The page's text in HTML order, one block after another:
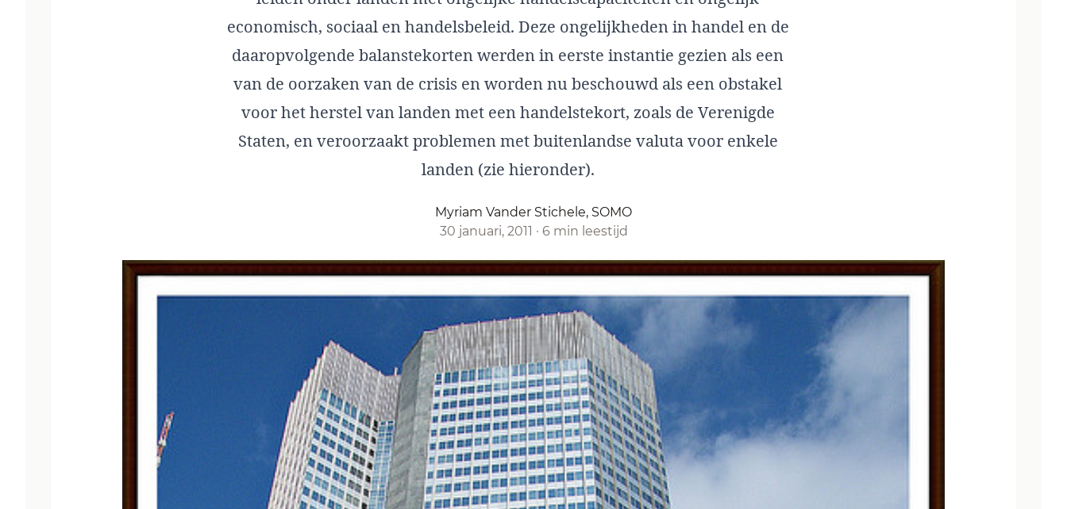
economisch, sociaal en handelsbeleid. Deze ongelijkheden in handel en de
daaropvolgende balanstekorten werden in eerste instantie gezien als een
van de oorzaken van de crisis en worden nu beschouwd als een obstakel
voor het herstel van landen met een handelstekort, zoals de Verenigde
Staten, en veroorzaakt problemen met buitenlandse valuta voor enkele
landen (zie hieronder).
Myriam Vander Stichele, SOMO
30 januari, 2011 · 6 min leestijd